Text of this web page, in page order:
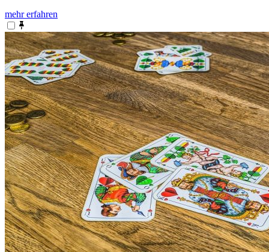
mehr erfahren